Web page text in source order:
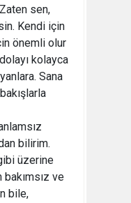
sen,
Kendi için
önemli olur
kolayca
Sana
bilirim.
üzerine
bakımsız ve
bile,